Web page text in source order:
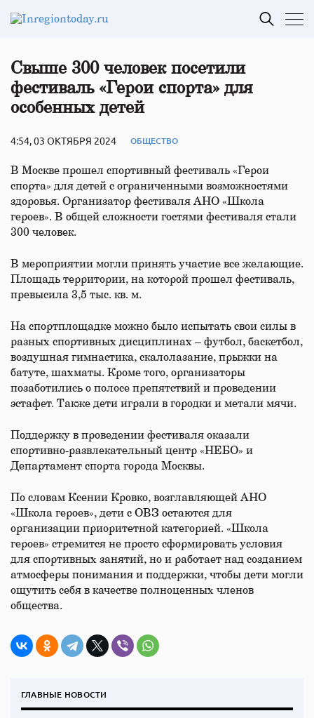
Свыше 300 человек посетили
фестиваль «Герои спорта» для
особенных детей
4:54, 03 ОКТЯБРЯ 2024 ОБЩЕСТВО
В Москве прошел спортивный фестиваль «Герои
спорта» для детей с ограниченными возможностями
здоровья. Организатор фестиваля АНО «Школа
героев». В общей сложности гостями фестиваля стали
300 человек.
В мероприятии могли принять участие все желающие.
Площадь территории, на которой прошел фестиваль,
превысила 3,5 тыс. кв. м.
На спортплощадке можно было испытать свои силы в
разных спортивных дисциплинах – футбол, баскетбол,
воздушная гимнастика, скалолазание, прыжки на
батуте, шахматы. Кроме того, организаторы
позаботились о полосе препятствий и проведении
эстафет. Также дети играли в городки и метали мячи.
Поддержку в проведении фестиваля оказали
спортивно-развлекательный центр «НЕБО» и
Департамент спорта города Москвы.
По словам Ксении Кровко, возглавляющей АНО
«Школа героев», дети с ОВЗ остаются для
организации приоритетной категорией. «Школа
героев» стремится не просто сформировать условия
для спортивных занятий, но и работает над созданием
атмосферы понимания и поддержки, чтобы дети могли
ощутить себя в качестве полноценных членов
общества.
ГЛАВНЫЕ НОВОСТИ